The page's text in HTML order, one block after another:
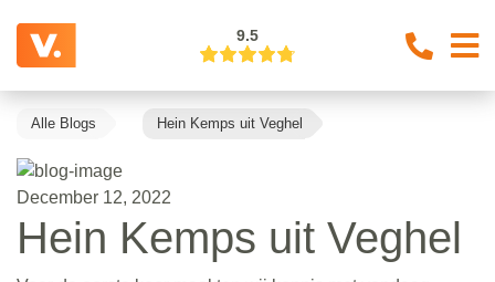
9.5
Alle Blogs Hein Kemps uit Veghel
December 12, 2022
Hein Kemps uit Veghel